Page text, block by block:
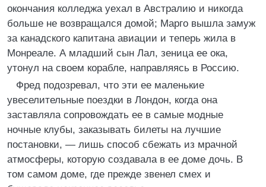
окончания колледжа уехал в Австралию и никогда
больше не возвращался домой; Марго вышла замуж
за канадского капитана авиации и теперь жила в
Монреале. А младший сын Лал, зеница ее ока,
утонул на своем корабле, направляясь в Россию.
Фред подозревал, что эти ее маленькие
увеселительные поездки в Лондон, когда она
заставляла сопровождать ее в самые модные
ночные клубы, заказывать билеты на лучшие
постановки, — лишь способ сбежать из мрачной
атмосферы, которую создавала в ее доме дочь. В
том самом доме, где прежде звенел смех и